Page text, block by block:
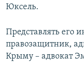
Юксель.
Представлять его
правозащитник,
Крыму – адвокат